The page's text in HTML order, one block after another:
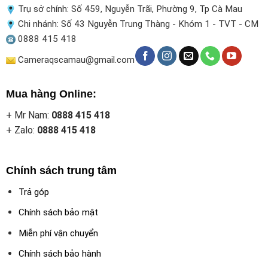
Trụ sở chính: Số 459, Nguyễn Trãi, Phường 9, Tp Cà Mau
Chi nhánh: Số 43 Nguyễn Trung Thàng - Khóm 1 - TVT - CM
0888 415 418
Cameraqscamau@gmail.com
Mua hàng Online:
+ Mr Nam: 0888 415 418
+ Zalo: 0888 415 418
Chính sách trung tâm
Trả góp
Chính sách bảo mật
Miễn phí vận chuyển
Chính sách bảo hành